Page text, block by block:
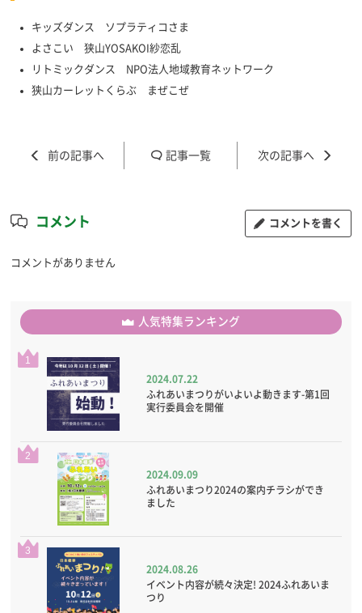
キッズダンス ソプラティコさま
よさこい 狭山YOSAKOI紗恋乱
リトミックダンス NPO法人地域教育ネットワーク
狭山カーレットくらぶ まぜこぜ
記事一覧
コメント コメントを書く
コメントがありません
人気特集ランキング
1
2024.07.22
ふれあいまつりがいよいよ動きます-第1回
実行委員会を開催
2
2024.09.09
ふれあいまつり2024の案内チラシができ
ました
3
2024.08.26
イベント内容が続々決定! 2024ふれあいま
つり